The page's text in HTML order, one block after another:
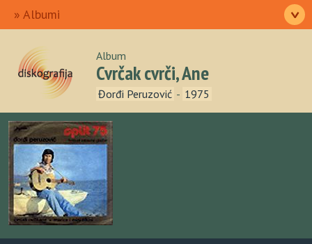
Ulazna
Izvođači
Pjesme
Albumi
>
Album
Cvrčak cvrči, Ane
Đorđi Peruzović - 1975